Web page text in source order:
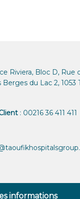
Riviera, Bloc D, Rue
Berges du Lac 2, 1053
: 00216 36 411 411
informations